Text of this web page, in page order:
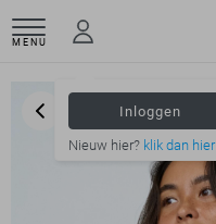
MENU
Inloggen
Nieuw hier? klik dan hier